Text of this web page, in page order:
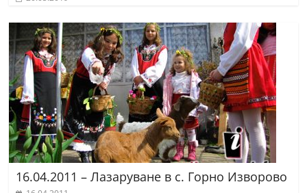
16.04.2011 – Лазаруване в с. Горно Изворово